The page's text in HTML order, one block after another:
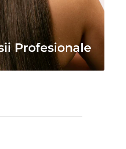
Profesionale